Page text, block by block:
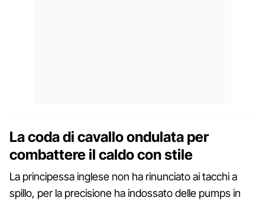
La coda di cavallo ondulata per
combattere il caldo con stile
La principessa inglese non ha rinunciato ai tacchi a
spillo, per la precisione ha indossato delle pumps in